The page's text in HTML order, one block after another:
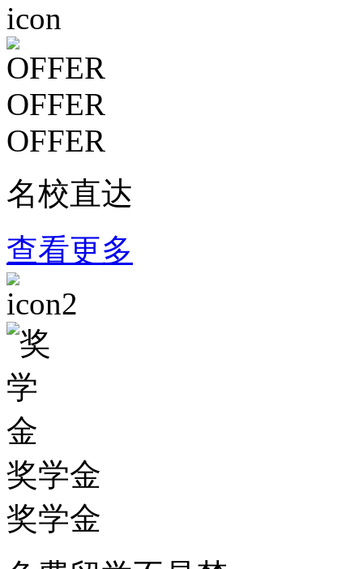
OFFER
OFFER
名校直达
查看更多
奖学金
奖学金